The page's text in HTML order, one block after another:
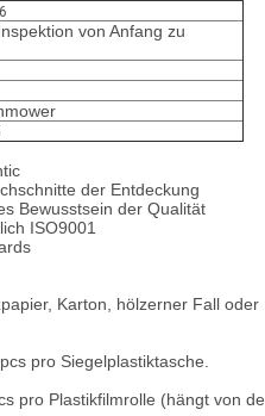
von Anfang zu
der Entdeckung
Bewusstsein der Qualität
ISO9001
Karton, hölzerner Fall oder
pro Siegelplastiktasche.
pro Plastikfilmrolle (hängt von